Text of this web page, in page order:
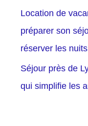
Location de
préparer son
réserver les nuits
Séjour près de
qui simplifie les